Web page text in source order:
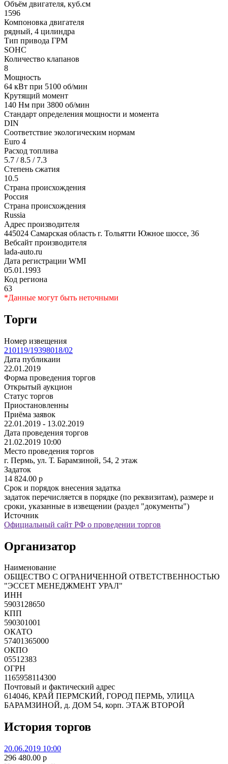
Объём двигателя, куб.см
1596
Компоновка двигателя
рядный, 4 цилиндра
Тип привода ГРМ
SOHC
Количество клапанов
8
Мощность
64 кВт при 5100 об/мин
Крутящий момент
140 Нм при 3800 об/мин
Стандарт определения мощности и момента
DIN
Соответствие экологическим нормам
Euro 4
Расход топлива
5.7 / 8.5 / 7.3
Степень сжатия
10.5
Страна происхождения
Россия
Страна происхождения
Russia
Адрес производителя
445024 Самарская область г. Тольятти Южное шоссе, 36
Вебсайт производителя
lada-auto.ru
Дата регистрации WMI
05.01.1993
Код региона
63
*Данные могут быть неточными
Торги
Номер извещения
210119/19398018/02
Дата публикаии
22.01.2019
Форма проведения торгов
Открытый аукцион
Статус торгов
Приостановленны
Приёма заявок
22.01.2019 - 13.02.2019
Дата проведения торгов
21.02.2019 10:00
Место проведения торгов
г. Пермь, ул. Т. Барамзиной, 54, 2 этаж
Задаток
14 824.00 p
Срок и порядок внесения задатка
задаток перечисляется в порядке (по реквизитам), размере и
сроки, указанные в извещении (раздел "документы")
Источник
Официальный сайт РФ о проведении торгов
Организатор
Наименование
ОБЩЕСТВО С ОГРАНИЧЕННОЙ ОТВЕТСТВЕННОСТЬЮ
"ЭССЕТ МЕНЕДЖМЕНТ УРАЛ"
ИНН
5903128650
КПП
590301001
ОКАТО
57401365000
ОКПО
05512383
ОГРН
1165958114300
Почтовый и фактический адрес
614046, КРАЙ ПЕРМСКИЙ, ГОРОД ПЕРМЬ, УЛИЦА
БАРАМЗИНОЙ, д. ДОМ 54, корп. ЭТАЖ ВТОРОЙ
История торгов
20.06.2019 10:00
296 480.00 p